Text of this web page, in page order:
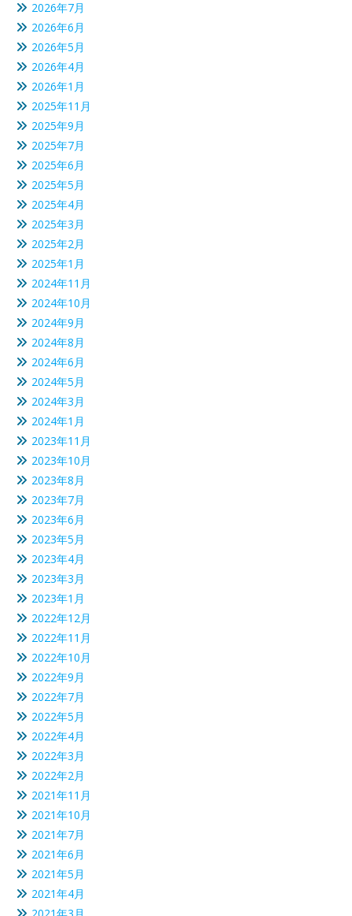
2026年7月
2026年6月
2026年5月
2026年4月
2026年1月
2025年11月
2025年9月
2025年7月
2025年6月
2025年5月
2025年4月
2025年3月
2025年2月
2025年1月
2024年11月
2024年10月
2024年9月
2024年8月
2024年6月
2024年5月
2024年3月
2024年1月
2023年11月
2023年10月
2023年8月
2023年7月
2023年6月
2023年5月
2023年4月
2023年3月
2023年1月
2022年12月
2022年11月
2022年10月
2022年9月
2022年7月
2022年5月
2022年4月
2022年3月
2022年2月
2021年11月
2021年10月
2021年7月
2021年6月
2021年5月
2021年4月